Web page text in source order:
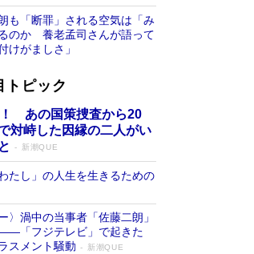
も「断罪」される空気は「み
のか 養老孟司さんが語って
けがましさ」
トピック
あの国策捜査から20
対峙した因縁の二人がい
新潮QUE
たし」の人生を生きるための
〉渦中の当事者「佐藤二朗」
「フジテレビ」で起きた
スメント騒動
新潮QUE